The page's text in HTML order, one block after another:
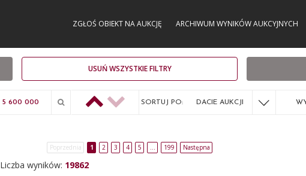
ZGŁOŚ OBIEKT NA AUKCJĘ ARCHIWUM WYNIKÓW AUKCYJNYCH
USUŃ WSZYSTKIE FILTRY
SORTUJ PO: DACIE AUKCJI
Poprzednia 1 2 3 4 5 … 199 Następna
Liczba wyników: 19862